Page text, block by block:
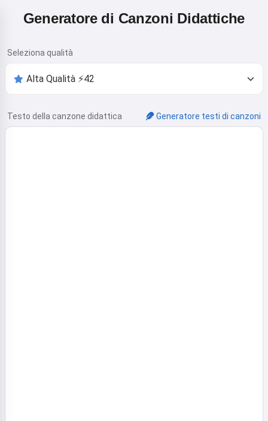
Generatore di Canzoni Didattiche
Seleziona qualità
Testo della canzone didattica Generatore testi di canzoni